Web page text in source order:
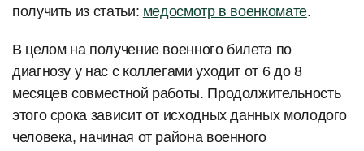
получить из статьи: медосмотр в военкомате.
В целом на получение военного билета по
диагнозу у нас с коллегами уходит от 6 до 8
месяцев совместной работы. Продолжительность
этого срока зависит от исходных данных молодого
человека, начиная от района военного